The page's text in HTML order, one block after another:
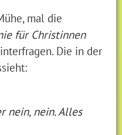
mal die
für Christinnen
Die in der
nein, nein. Alles